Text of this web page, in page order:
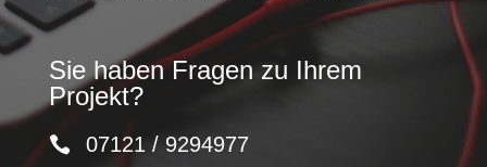
Sie haben Fragen zu Ihrem
Projekt?
07121 / 9294977